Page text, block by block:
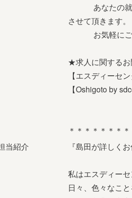
あなたの就業
させて頂きます。
お気軽にご相
★求人に関する
【エスディーセ
【Oshigoto by
＊＊＊＊＊＊＊
当紹介
『島田が詳しく
私はエスディー
日々、色々なこ